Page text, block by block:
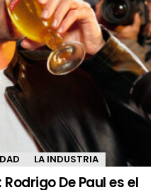
LA INDUSTRIA
De Paul es el